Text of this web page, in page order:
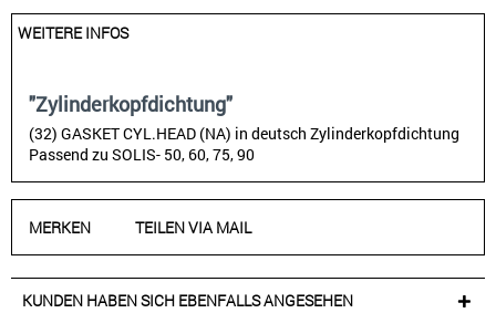
WEITERE INFOS
"Zylinderkopfdichtung"
(32) GASKET CYL.HEAD (NA) in deutsch Zylinderkopfdichtung
Passend zu SOLIS- 50, 60, 75, 90
MERKEN TEILEN VIA MAIL
KUNDEN HABEN SICH EBENFALLS ANGESEHEN